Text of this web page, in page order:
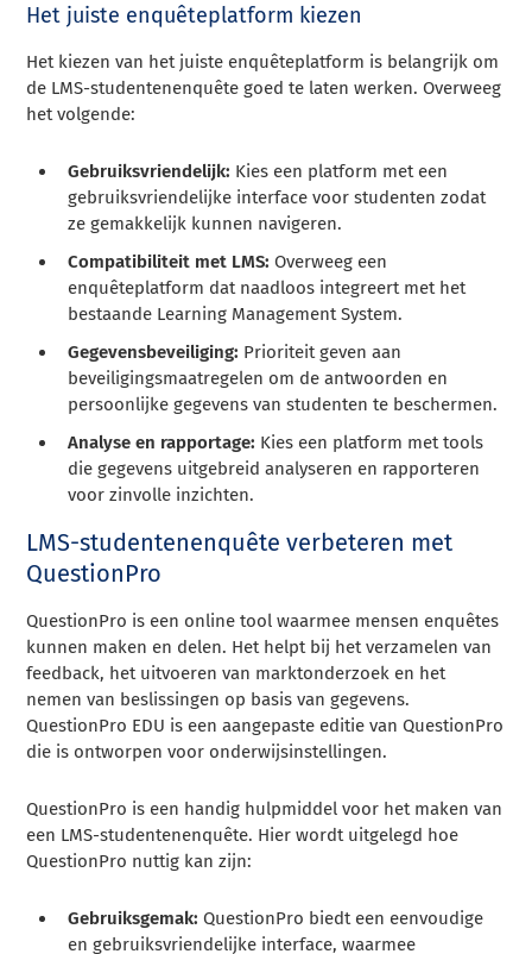
Het juiste enquêteplatform kiezen
Het kiezen van het juiste enquêteplatform is belangrijk om
de LMS-studentenenquête goed te laten werken. Overweeg
het volgende:
Gebruiksvriendelijk: Kies een platform met een
gebruiksvriendelijke interface voor studenten zodat
ze gemakkelijk kunnen navigeren.
Compatibiliteit met LMS:Overweeg een
enquêteplatform dat naadloos integreert met het
bestaande Learning Management System.
Gegevensbeveiliging: Prioriteit geven aan
beveiligingsmaatregelen om de antwoorden en
persoonlijke gegevens van studenten te beschermen.
Analyse en rapportage: Kies een platform met tools
die gegevens uitgebreid analyseren en rapporteren
voor zinvolle inzichten.
LMS-studentenenquête verbeteren met
QuestionPro
QuestionPro is een online tool waarmee mensen enquêtes
kunnen maken en delen. Het helpt bij het verzamelen van
feedback, het uitvoeren van marktonderzoek en het
nemen van beslissingen op basis van gegevens.
QuestionPro EDU is een aangepaste editie van QuestionPro
die is ontworpen voor onderwijsinstellingen.
QuestionPro is een handig hulpmiddel voor het maken van
een LMS-studentenenquête. Hier wordt uitgelegd hoe
QuestionPro nuttig kan zijn:
Gebruiksgemak:QuestionPro biedt een eenvoudige
en gebruiksvriendelijke interface, waarmee